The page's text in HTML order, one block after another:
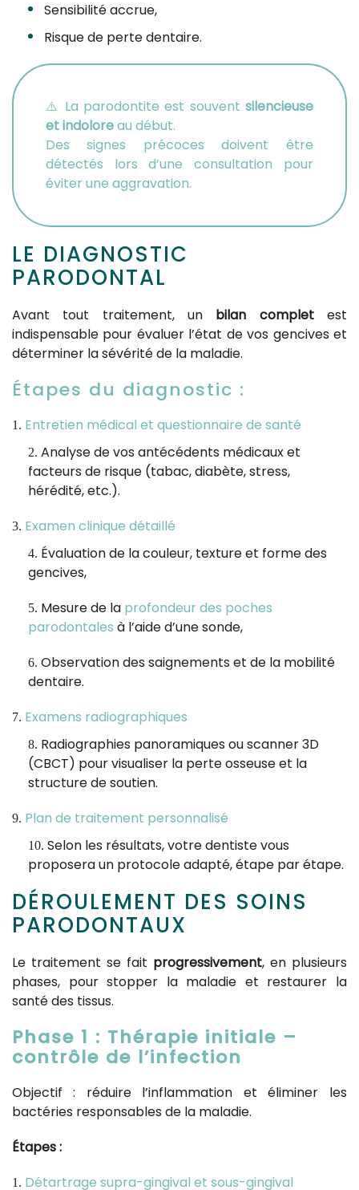
Sensibilité accrue,
Risque de perte dentaire.
⚠️ La parodontite est souvent silencieuse
et indoloreau début.
Des signes précoces doivent être
détectés lors d’une consultation pour
éviter une aggravation.
LE DIAGNOSTIC
PARODONTAL
Avant tout traitement, un bilan completest
indispensable pour évaluer l’état de vos gencives et
déterminer la sévérité de la maladie.
Étapes du diagnostic :
Entretien médical et questionnaire de santé
Analyse de vos antécédents médicaux et
facteurs de risque (tabac, diabète, stress,
hérédité, etc.).
Examen clinique détaillé
Évaluation de la couleur, texture et forme des
gencives,
Mesure de la profondeur des poches
parodontales à l’aide d’une sonde,
Observation des saignements et de la mobilité
dentaire.
Examens radiographiques
Radiographies panoramiques ou scanner 3D
(CBCT) pour visualiser la perte osseuse et la
structure de soutien.
Plan de traitement personnalisé
Selon les résultats, votre dentiste vous
proposera un protocole adapté, étape par étape.
DÉROULEMENT DES SOINS
PARODONTAUX
Le traitement se fait progressivement, en plusieurs
phases, pour stopper la maladie et restaurer la
santé des tissus.
Phase 1 : Thérapie initiale –
contrôle de l’infection
Objectif : réduire l’inflammation et éliminer les
bactéries responsables de la maladie.
Étapes :
Détartrage supra-gingival et sous-gingival